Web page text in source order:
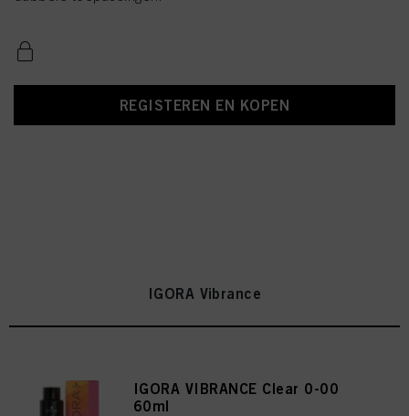
REGISTEREN EN KOPEN
IGORA Vibrance
IGORA VIBRANCE Clear 0-00
60ml